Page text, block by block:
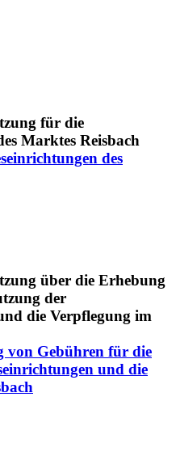
des
von Gebühren für die
und die